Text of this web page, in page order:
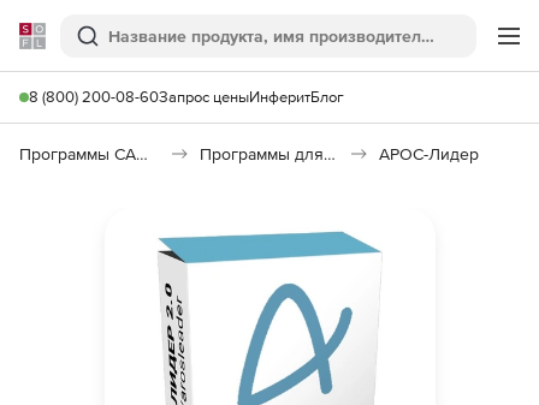
Softline
Поиск
8 (800) 200-08-60Запрос ценыИнферитБлог
Программы САПР и ГИС Программы для документооборота АРОС-Лидер